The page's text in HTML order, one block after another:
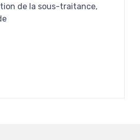
de la sous-traitance,